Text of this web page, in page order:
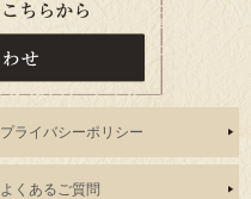
プライバシーポリシー
よくあるご質問